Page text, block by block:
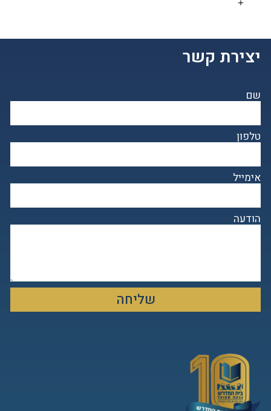
יצירת קשר
שם
טלפון
אימייל
הודעה
שליחה